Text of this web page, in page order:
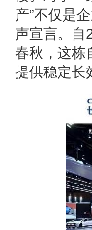
产”不仅是
声宣言。自
春秋，这栋
提供稳定长